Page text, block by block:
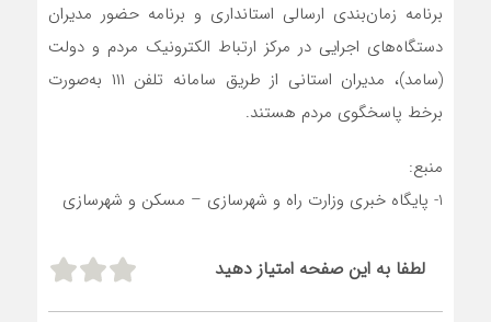
برنامه زمان‌بندی ارسالی استانداری و برنامه حضور مدیران
دستگاه‌های اجرایی در مرکز ارتباط الکترونیک مردم و دولت
(سامد)، مدیران استانی از طریق سامانه تلفن ۱۱۱ به‌صورت
برخط پاسخگوی مردم هستند.
منبع:
1- پایگاه خبری وزارت راه و شهرسازی – مسکن و شهرسازی
لطفا به این صفحه امتیاز دهید